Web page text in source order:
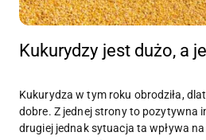
Kukurydzy jest dużo, a
Kukurydza w tym roku obrodziła,
dobre. Z jednej strony to pozytywna
drugiej jednak sytuacja ta wpływa